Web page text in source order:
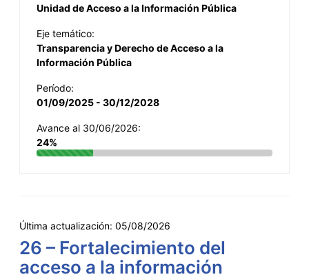
Unidad de Acceso a la Información Pública
Eje temático:
Transparencia y Derecho de Acceso a la
Información Pública
Período:
01/09/2025 - 30/12/2028
Avance al 30/06/2026:
24%
Última actualización: 05/08/2026
26 – Fortalecimiento del
acceso a la información